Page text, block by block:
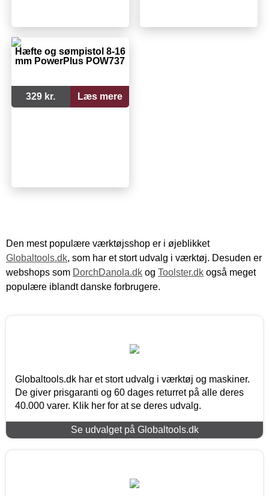
Hæfte og sømpistol 8-16
mm PowerPlus POW737
329 kr. Læs mere
Den mest populære værktøjsshop er i øjeblikket
Globaltools.dk, som har et stort udvalg i værktøj. Desuden er
webshops som DorchDanola.dk og Toolster.dk også meget
populære iblandt danske forbrugere.
Globaltools.dk har et stort udvalg i værktøj og maskiner.
De giver prisgaranti og 60 dages returret på alle deres
40.000 varer. Klik her for at se deres udvalg.
Se udvalget på Globaltools.dk